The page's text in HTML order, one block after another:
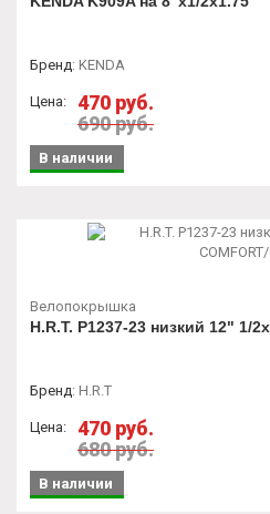
Бренд: KENDA
Цена:
470 руб.
690 руб.
В наличии
Велопокрышка
H.R.T. P1237-23 низкий 12" 1/
Бренд: H.R.T
Цена:
470 руб.
680 руб.
В наличии